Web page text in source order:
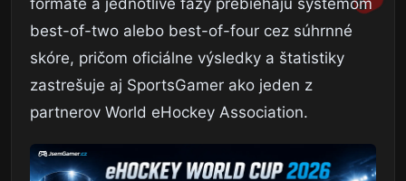
best-of-two alebo best-of-four cez súhrnné
skóre, pričom oficiálne výsledky a štatistiky
zastrešuje aj SportsGamer ako jeden z
partnerov World eHockey Association.